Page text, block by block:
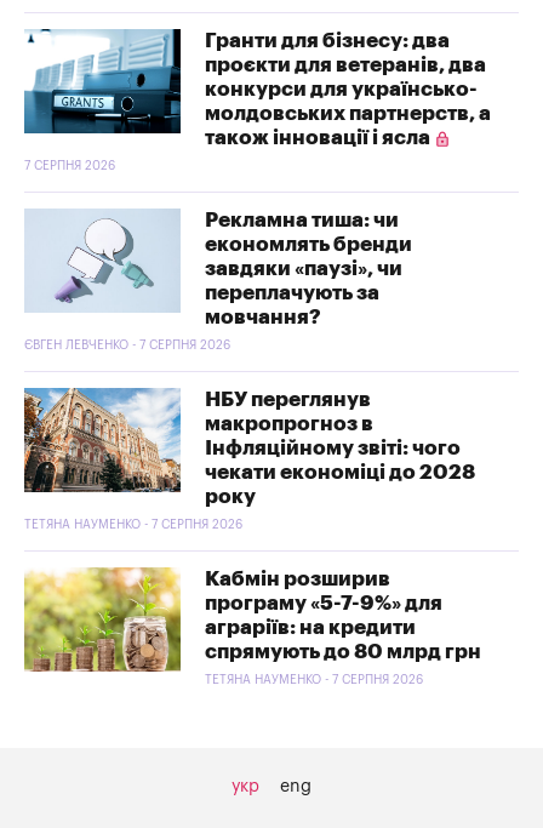
Гранти для бізнесу: два
проєкти для ветеранів, два
конкурси для українсько-
молдовських партнерств, а
також інновації і ясла
7 СЕРПНЯ 2026
Рекламна тиша: чи
економлять бренди
завдяки «паузі», чи
переплачують за
мовчання?
ЄВГЕН ЛЕВЧЕНКО - 7 СЕРПНЯ 2026
НБУ переглянув
макропрогноз в
Інфляційному звіті: чого
чекати економіці до 2028
року
ТЕТЯНА НАУМЕНКО - 7 СЕРПНЯ 2026
Кабмін розширив
програму «5-7-9%» для
аграріїв: на кредити
спрямують до 80 млрд грн
ТЕТЯНА НАУМЕНКО - 7 СЕРПНЯ 2026
укр eng